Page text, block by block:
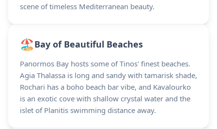
scene of timeless Mediterranean beauty.
🏖️Bay of Beautiful Beaches
Panormos Bay hosts some of Tinos' finest beaches.
Agia Thalassa is long and sandy with tamarisk shade,
Rochari has a boho beach bar vibe, and Kavalourko
is an exotic cove with shallow crystal water and the
islet of Planitis swimming distance away.